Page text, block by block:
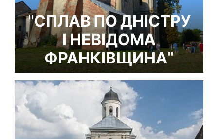
"СПЛАВ ПО ДНІСТРУ
І НЕВІДОМА
ФРАНКІВЩИНА"